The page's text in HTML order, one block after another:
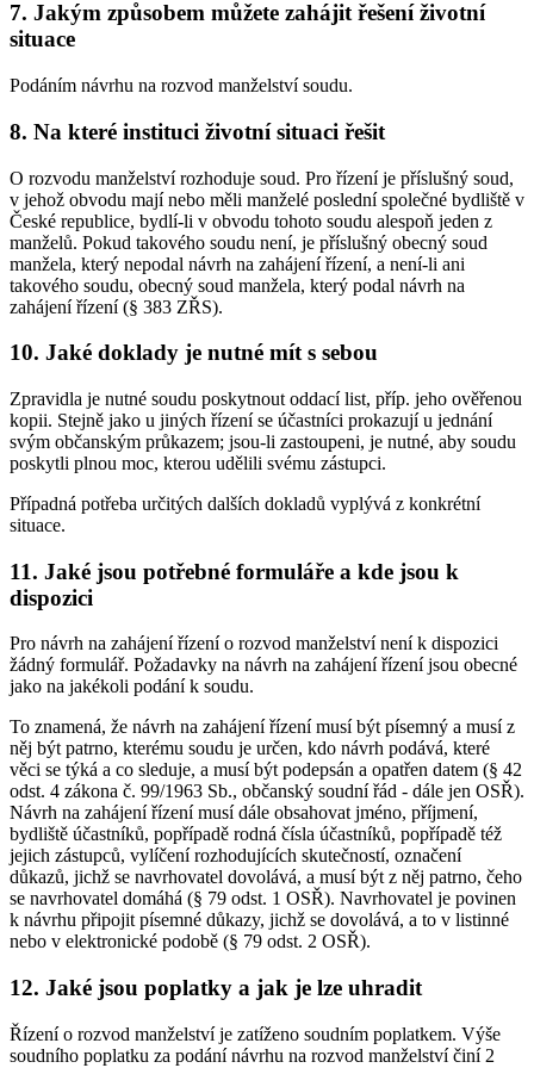
7. Jakým způsobem můžete zahájit řešení životní
situace
Podáním návrhu na rozvod manželství soudu.
8. Na které instituci životní situaci řešit
O rozvodu manželství rozhoduje soud. Pro řízení je příslušný soud,
v jehož obvodu mají nebo měli manželé poslední společné bydliště v
České republice, bydlí-li v obvodu tohoto soudu alespoň jeden z
manželů. Pokud takového soudu není, je příslušný obecný soud
manžela, který nepodal návrh na zahájení řízení, a není-li ani
takového soudu, obecný soud manžela, který podal návrh na
zahájení řízení (§ 383 ZŘS).
10. Jaké doklady je nutné mít s sebou
Zpravidla je nutné soudu poskytnout oddací list, příp. jeho ověřenou
kopii. Stejně jako u jiných řízení se účastníci prokazují u jednání
svým občanským průkazem; jsou-li zastoupeni, je nutné, aby soudu
poskytli plnou moc, kterou udělili svému zástupci.
Případná potřeba určitých dalších dokladů vyplývá z konkrétní
situace.
11. Jaké jsou potřebné formuláře a kde jsou k
dispozici
Pro návrh na zahájení řízení o rozvod manželství není k dispozici
žádný formulář. Požadavky na návrh na zahájení řízení jsou obecné
jako na jakékoli podání k soudu.
To znamená, že návrh na zahájení řízení musí být písemný a musí z
něj být patrno, kterému soudu je určen, kdo návrh podává, které
věci se týká a co sleduje, a musí být podepsán a opatřen datem (§ 42
odst. 4 zákona č. 99/1963 Sb., občanský soudní řád - dále jen OSŘ).
Návrh na zahájení řízení musí dále obsahovat jméno, příjmení,
bydliště účastníků, popřípadě rodná čísla účastníků, popřípadě též
jejich zástupců, vylíčení rozhodujících skutečností, označení
důkazů, jichž se navrhovatel dovolává, a musí být z něj patrno, čeho
se navrhovatel domáhá (§ 79 odst. 1 OSŘ). Navrhovatel je povinen
k návrhu připojit písemné důkazy, jichž se dovolává, a to v listinné
nebo v elektronické podobě (§ 79 odst. 2 OSŘ).
12. Jaké jsou poplatky a jak je lze uhradit
Řízení o rozvod manželství je zatíženo soudním poplatkem. Výše
soudního poplatku za podání návrhu na rozvod manželství činí 2